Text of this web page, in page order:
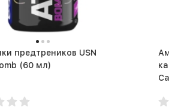
предтреников USN
Atom Bomb (60 мл)